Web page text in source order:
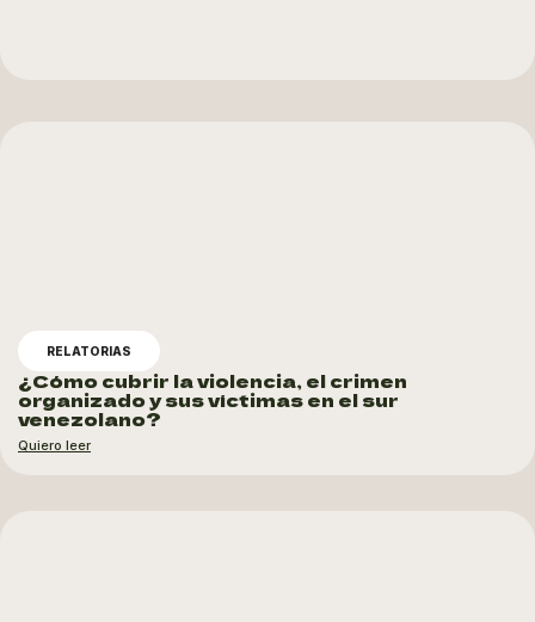
RELATORIAS
¿Cómo cubrir la violencia, el crimen
organizado y sus víctimas en el sur
venezolano?
Quiero leer